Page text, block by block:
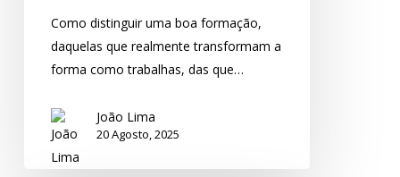
Como distinguir uma boa formação,
daquelas que realmente transformam a
forma como trabalhas, das que…
João Lima
20 Agosto, 2025